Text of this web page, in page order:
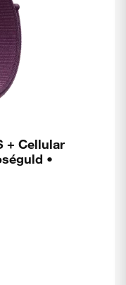
+ Cellular
•
Stäng